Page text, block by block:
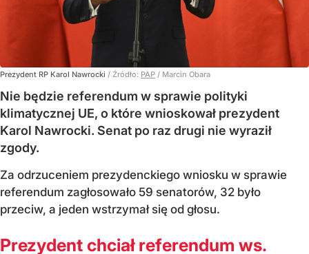
Prezydent RP Karol Nawrocki / Źródło: PAP / Marcin Obara
Nie będzie referendum w sprawie polityki
klimatycznej UE, o które wnioskował prezydent
Karol Nawrocki. Senat po raz drugi nie wyraził
zgody.
Za odrzuceniem prezydenckiego wniosku w sprawie
referendum zagłosowało 59 senatorów, 32 było
przeciw, a jeden wstrzymał się od głosu.
Prezydent chciał referendum ws.